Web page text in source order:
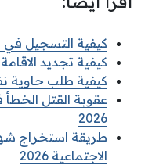
كيفية التسجيل في
كيفية تجديد الاقامة
كيفية طلب حاوية
عقوبة القتل
2026
طريقة استخراج
الاجتماعية 2026